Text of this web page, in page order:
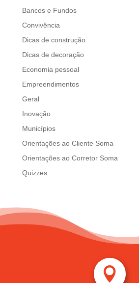
b
a
n
k
Bancos e Fundos
Convivência
Dicas de construção
Dicas de decoração
Economia pessoal
Empreendimentos
Geral
Inovação
Municípios
Orientações ao Cliente Soma
Orientações ao Corretor Soma
Quizzes
